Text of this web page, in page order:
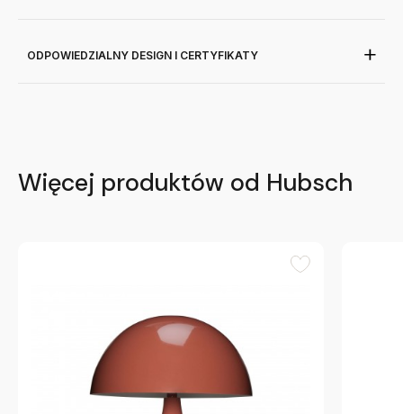
ODPOWIEDZIALNY DESIGN I CERTYFIKATY
Więcej produktów od Hubsch